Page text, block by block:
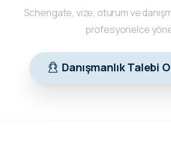
Schengate, vize, oturum ve
profesyonelce
Danışmanlık Talebi